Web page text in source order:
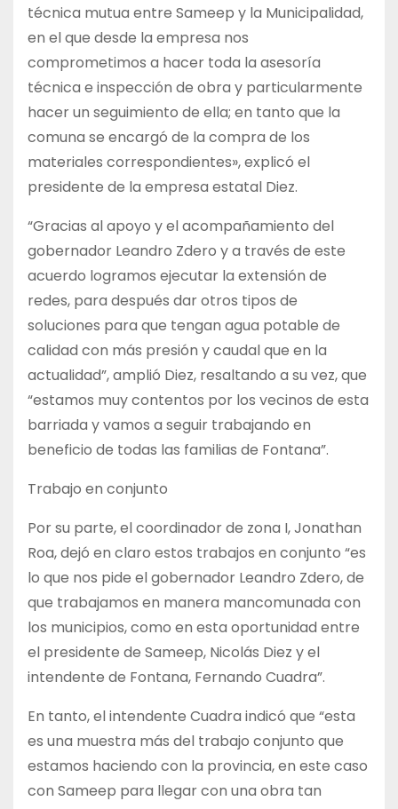
técnica mutua entre Sameep y la Municipalidad,
en el que desde la empresa nos
comprometimos a hacer toda la asesoría
técnica e inspección de obra y particularmente
hacer un seguimiento de ella; en tanto que la
comuna se encargó de la compra de los
materiales correspondientes», explicó el
presidente de la empresa estatal Diez.
“Gracias al apoyo y el acompañamiento del
gobernador Leandro Zdero y a través de este
acuerdo logramos ejecutar la extensión de
redes, para después dar otros tipos de
soluciones para que tengan agua potable de
calidad con más presión y caudal que en la
actualidad”, amplió Diez, resaltando a su vez, que
“estamos muy contentos por los vecinos de esta
barriada y vamos a seguir trabajando en
beneficio de todas las familias de Fontana”.
Trabajo en conjunto
Por su parte, el coordinador de zona I, Jonathan
Roa, dejó en claro estos trabajos en conjunto “es
lo que nos pide el gobernador Leandro Zdero, de
que trabajamos en manera mancomunada con
los municipios, como en esta oportunidad entre
el presidente de Sameep, Nicolás Diez y el
intendente de Fontana, Fernando Cuadra”.
En tanto, el intendente Cuadra indicó que “esta
es una muestra más del trabajo conjunto que
estamos haciendo con la provincia, en este caso
con Sameep para llegar con una obra tan